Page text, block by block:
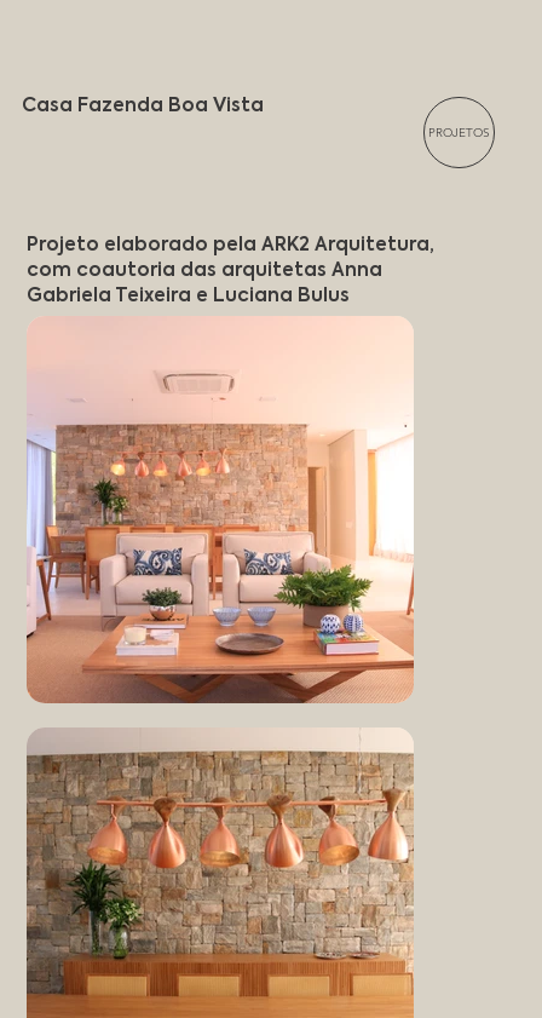
Casa Fazenda Boa Vista
PROJETOS
Projeto elaborado pela ARK2 Arquitetura,
com coautoria das arquitetas Anna
Gabriela Teixeira e Luciana Bulus